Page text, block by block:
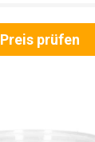
Preis prüfen